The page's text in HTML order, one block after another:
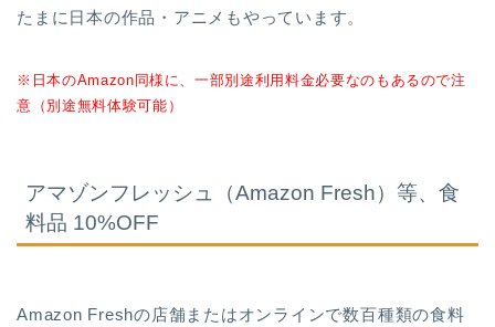
たまに日本の作品・アニメもやっています。
※日本のAmazon同様に、一部別途利用料金必要なのもあるので注
意（別途無料体験可能）
アマゾンフレッシュ（Amazon Fresh）等、食
料品 10%OFF
Amazon Freshの店舗またはオンラインで数百種類の食料